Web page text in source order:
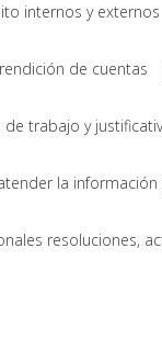
internos y
rendición de
de trabajo y
la